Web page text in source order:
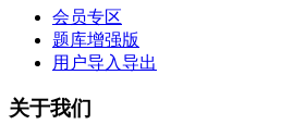
会员专区
题库增强版
用户导入导出
关于我们